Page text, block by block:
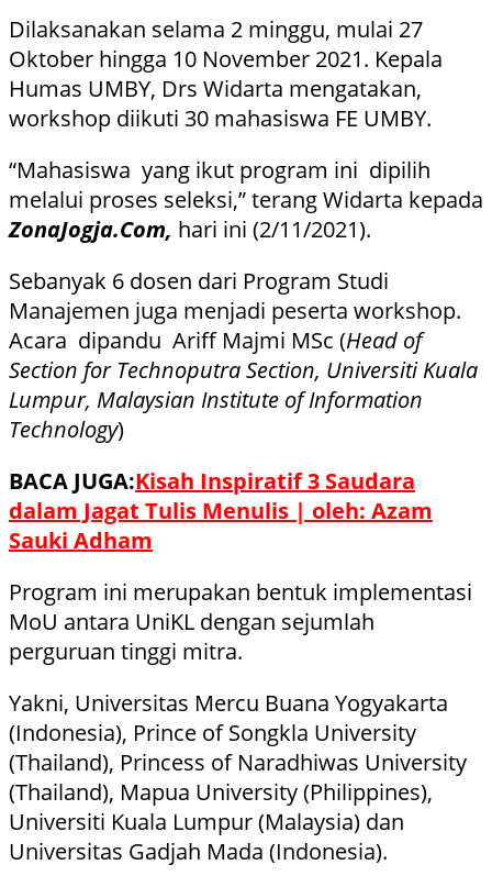
Dilaksanakan selama 2 minggu, mulai 27
Oktober hingga 10 November 2021. Kepala
Humas UMBY, Drs Widarta mengatakan,
workshop diikuti 30 mahasiswa FE UMBY.
“Mahasiswa yang ikut program ini dipilih
melalui proses seleksi,” terang Widarta kepada
ZonaJogja.Com, hari ini (2/11/2021).
Sebanyak 6 dosen dari Program Studi
Manajemen juga menjadi peserta workshop.
Acara dipandu Ariff Majmi MSc (Head of
Section for Technoputra Section, Universiti Kuala
Lumpur, Malaysian Institute of Information
Technology)
BACA JUGA:Kisah Inspiratif 3 Saudara
dalam Jagat Tulis Menulis | oleh: Azam
Sauki Adham
Program ini merupakan bentuk implementasi
MoU antara UniKL dengan sejumlah
perguruan tinggi mitra.
Yakni, Universitas Mercu Buana Yogyakarta
(Indonesia), Prince of Songkla University
(Thailand), Princess of Naradhiwas University
(Thailand), Mapua University (Philippines),
Universiti Kuala Lumpur (Malaysia) dan
Universitas Gadjah Mada (Indonesia).